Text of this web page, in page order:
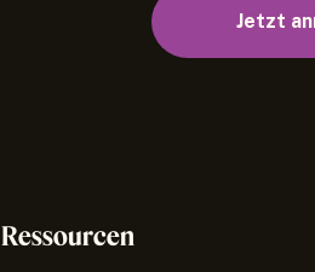
Jetzt
Ressourcen